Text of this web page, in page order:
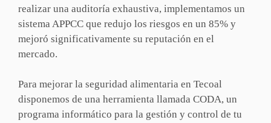
realizar una auditoría exhaustiva, implementamos un
sistema APPCC que redujo los riesgos en un 85% y
mejoró significativamente su reputación en el
mercado.
Para mejorar la seguridad alimentaria en Tecoal
disponemos de una herramienta llamada CODA, un
programa informático para la gestión y control de tu